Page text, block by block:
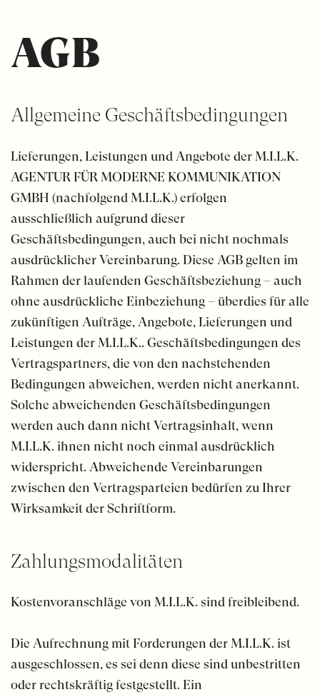
AGB
Allgemeine Geschäfts­bedingungen
Lieferungen, Leistungen und Angebote der M.I.L.K.
AGENTUR FÜR MODERNE KOMMUNIKATION
GMBH (nachfolgend M.I.L.K.) erfolgen
ausschließlich aufgrund dieser
Geschäftsbedingungen, auch bei nicht nochmals
ausdrücklicher Vereinbarung. Diese AGB gelten im
Rahmen der laufenden Geschäftsbeziehung – auch
ohne ausdrückliche Einbeziehung – überdies für alle
zukünftigen Aufträge, Angebote, Lieferungen und
Leistungen der M.I.L.K.. Geschäftsbedingungen des
Vertragspartners, die von den nachstehenden
Bedingungen abweichen, werden nicht anerkannt.
Solche abweichenden Geschäftsbedingungen
werden auch dann nicht Vertragsinhalt, wenn
M.I.L.K. ihnen nicht noch einmal ausdrücklich
widerspricht. Abweichende Vereinbarungen
zwischen den Vertragsparteien bedürfen zu Ihrer
Wirksamkeit der Schriftform.
Zahlungs­­modalitäten
Kostenvoranschläge von M.I.L.K. sind freibleibend.
Die Aufrechnung mit Forderungen der M.I.L.K. ist
ausgeschlossen, es sei denn diese sind unbestritten
oder rechtskräftig festgestellt. Ein